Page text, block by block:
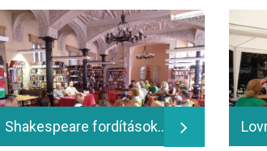
Shakespeare fordítások – Nádasdy Ádám költővel dr. Szele Bálint beszélget - 2013.06.13.